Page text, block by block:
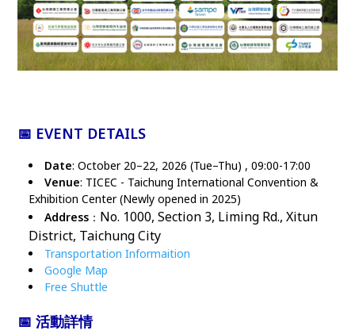
📅 EVENT DETAILS
Date: October 20–22, 2026 (Tue–Thu) , 09:00-17:00
Venue: TICEC - Taichung International Convention &
Exhibition Center (Newly opened in 2025)
Address ： No. 1000, Section 3, Liming Rd., Xitun
District, Taichung City
Transportation Informaition
Google Map
Free Shuttle
📅 活動詳情